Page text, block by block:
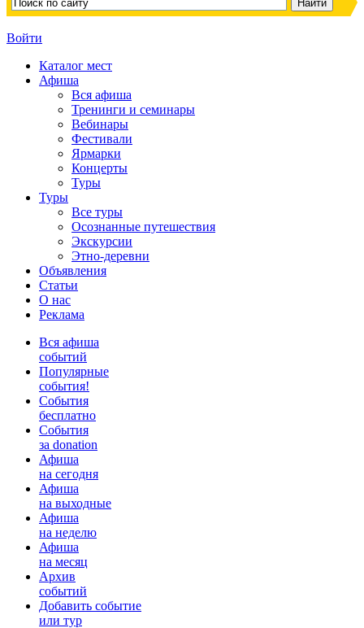
Войти
Каталог мест
Афиша
Вся афиша
Тренинги и семинары
Вебинары
Фестивали
Ярмарки
Концерты
Туры
Туры
Все туры
Осознанные путешествия
Экскурсии
Этно-деревни
Объявления
Статьи
О нас
Реклама
Вся афиша
событий
Популярные
события!
События
бесплатно
События
за donation
Афиша
на сегодня
Афиша
на выходные
Афиша
на неделю
Афиша
на месяц
Архив
событий
Добавить событие
или тур